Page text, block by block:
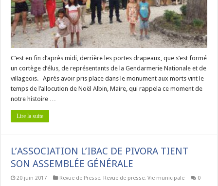
C’est en fin d’après midi, derrière les portes drapeaux, que s’est formé
un cortège d’élus, de représentants de la Gendarmerie Nationale et de
villageois. Après avoir pris place dans le monument aux morts vint le
temps de l’allocution de Noël Albin, Maire, qui rappela ce moment de
notre histoire …
Lire la suite
L’ASSOCIATION L’IBAC DE PIVORA TIENT
SON ASSEMBLÉE GÉNÉRALE
20 juin 2017 Revue de Presse, Revue de presse,Vie municipale 0